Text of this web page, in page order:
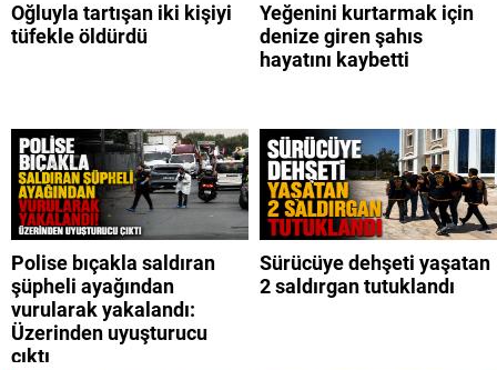
Oğluyla tartışan iki kişiyi
tüfekle öldürdü
Yeğenini kurtarmak için
denize giren şahıs
hayatını kaybetti
Polise bıçakla saldıran
şüpheli ayağından
vurularak yakalandı:
Üzerinden uyuşturucu
çıktı
Sürücüye dehşeti yaşatan
2 saldırgan tutuklandı